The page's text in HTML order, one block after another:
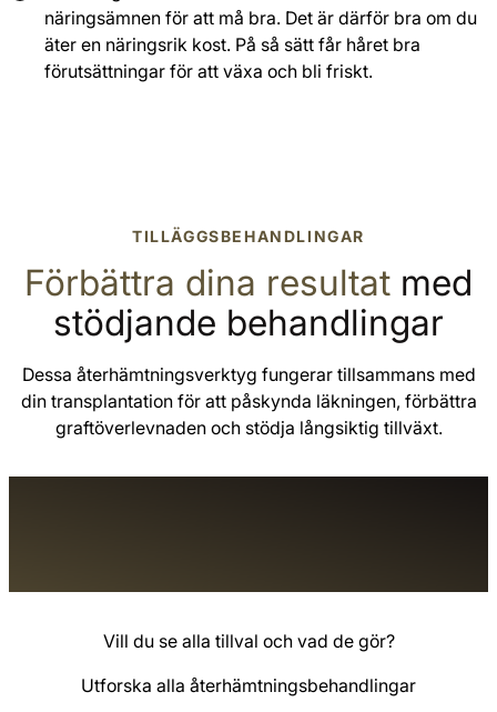
näringsämnen för att må bra. Det är därför bra om du
äter en näringsrik kost. På så sätt får håret bra
förutsättningar för att växa och bli friskt.
TILLÄGGSBEHANDLINGAR
Förbättra dina resultat med
stödjande behandlingar
Dessa återhämtningsverktyg fungerar tillsammans med
din transplantation för att påskynda läkningen, förbättra
graftöverlevnaden och stödja långsiktig tillväxt.
Vill du se alla tillval och vad de gör?
Utforska alla återhämtningsbehandlingar